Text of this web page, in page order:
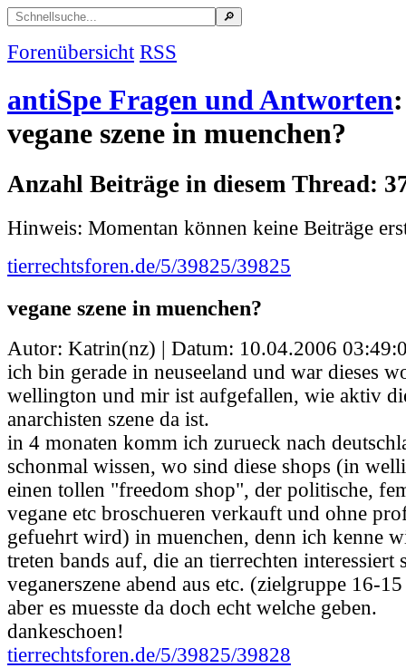
Forenübersicht RSS
antiSpe Fragen und Antworten:
vegane szene in muenchen?
Anzahl Beiträge in diesem Thread:
Hinweis: Momentan können keine Beiträge
tierrechtsforen.de/5/39825/39825
vegane szene in muenchen?
Autor: Katrin(nz) | Datum: 10.04.2006
ich bin gerade in neuseeland und war dieses
wellington und mir ist aufgefallen, wie aktiv
anarchisten szene da ist.
in 4 monaten komm ich zurueck nach
schonmal wissen, wo sind diese shops (in
einen tollen "freedom shop", der politische,
vegane etc broschueren verkauft und ohne
gefuehrt wird) in muenchen, denn ich kenne
treten bands auf, die an tierrechten interessiert
veganerszene abend aus etc. (zielgruppe 16-
aber es muesste da doch echt welche geben.
dankeschoen!
tierrechtsforen.de/5/39825/39828